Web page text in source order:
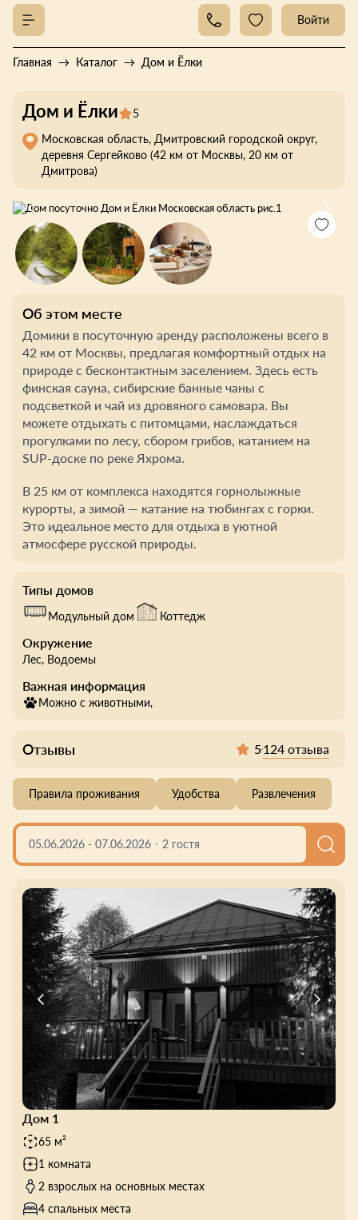
Войти
Главная Каталог Дом и Ёлки
Дом и Ёлки
5
Московская область, Дмитровский городской округ,
деревня Сергейково (42 км от Москвы, 20 км от
Дмитрова)
Об этом месте
Домики в посуточную аренду расположены всего в
42 км от Москвы, предлагая комфортный отдых на
природе с бесконтактным заселением. Здесь есть
финская сауна, сибирские банные чаны с
подсветкой и чай из дровяного самовара. Вы
можете отдыхать с питомцами, наслаждаться
прогулками по лесу, сбором грибов, катанием на
SUP-доске по реке Яхрома.
В 25 км от комплекса находятся горнолыжные
курорты, а зимой — катание на тюбингах с горки.
Это идеальное место для отдыха в уютной
атмосфере русской природы.
Типы домов
Модульный дом Коттедж
Окружение
Лес, Водоемы
Важная информация
Можно с животными,
Отзывы 5124 отзыва
Правила проживания Удобства Развлечения
05.06.2026 - 07.06.2026 2 гостя
Дом 1
65 м²
1 комната
2 взрослых на основных местах
4 спальных места